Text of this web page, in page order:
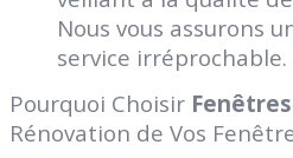
Nous vous assurons
service irréprochable.
Pourquoi Choisir
Rénovation de Vos